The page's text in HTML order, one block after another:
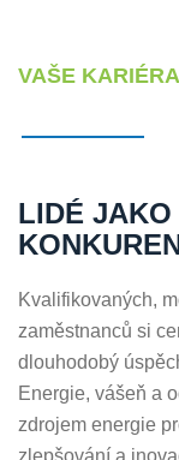
VAŠE
LIDÉ
Kvalifikovaných,
zaměstnanců si
dlouhodobý
Energie, vášeň a
zdrojem energie
zlepšování a